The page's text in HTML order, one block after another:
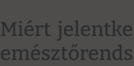
Miért